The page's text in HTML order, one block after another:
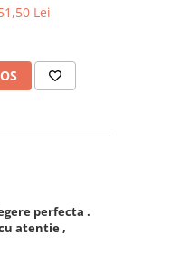
Lei
perfecta .
atentie ,